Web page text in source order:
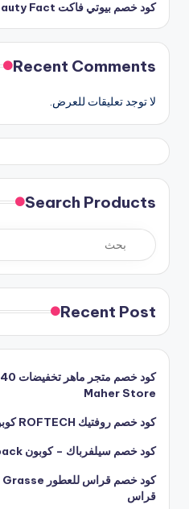
كود خصم بيوتي فاكت Beauty Fact حتى 30%
Recent Comments
لا توجد تعليقات للعرض.
Search Products
Recent Post
Maher Store
كود خصم روفتيك ROFTECH كوبون خصم روفتيك
كود خصم سيلفرباك – كوبون Silverback
قراس